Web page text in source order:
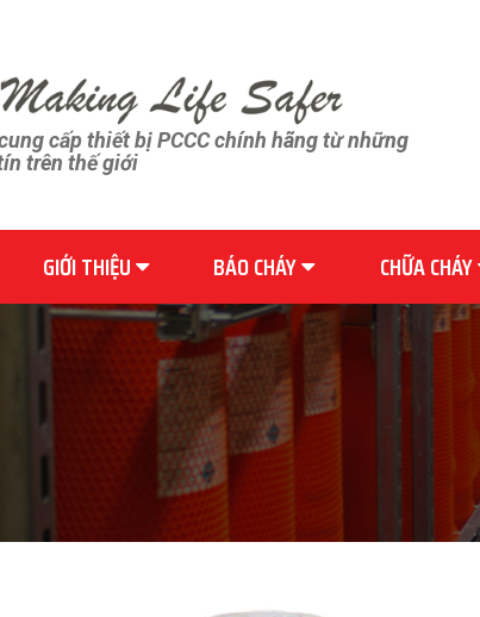
cấp thiết bị PCCC chính hãng từ những
trên thế giới
GIỚI THIỆU BÁO CHÁY CHỮA CHÁY